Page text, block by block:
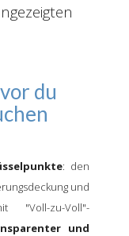
du
: den
und
"Voll-zu-Voll"-
und